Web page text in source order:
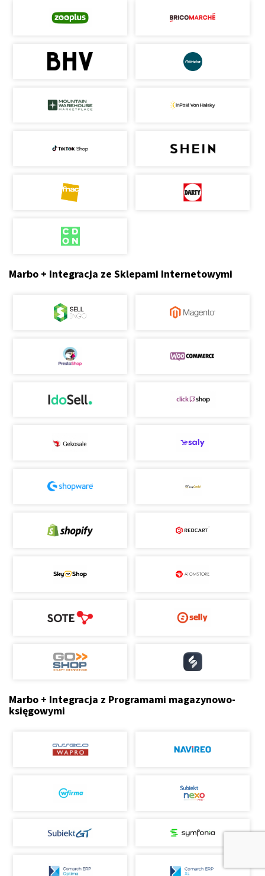
Marbo + Integracja ze Sklepami Internetowymi
Marbo + Integracja z Programami magazynowo-
księgowymi